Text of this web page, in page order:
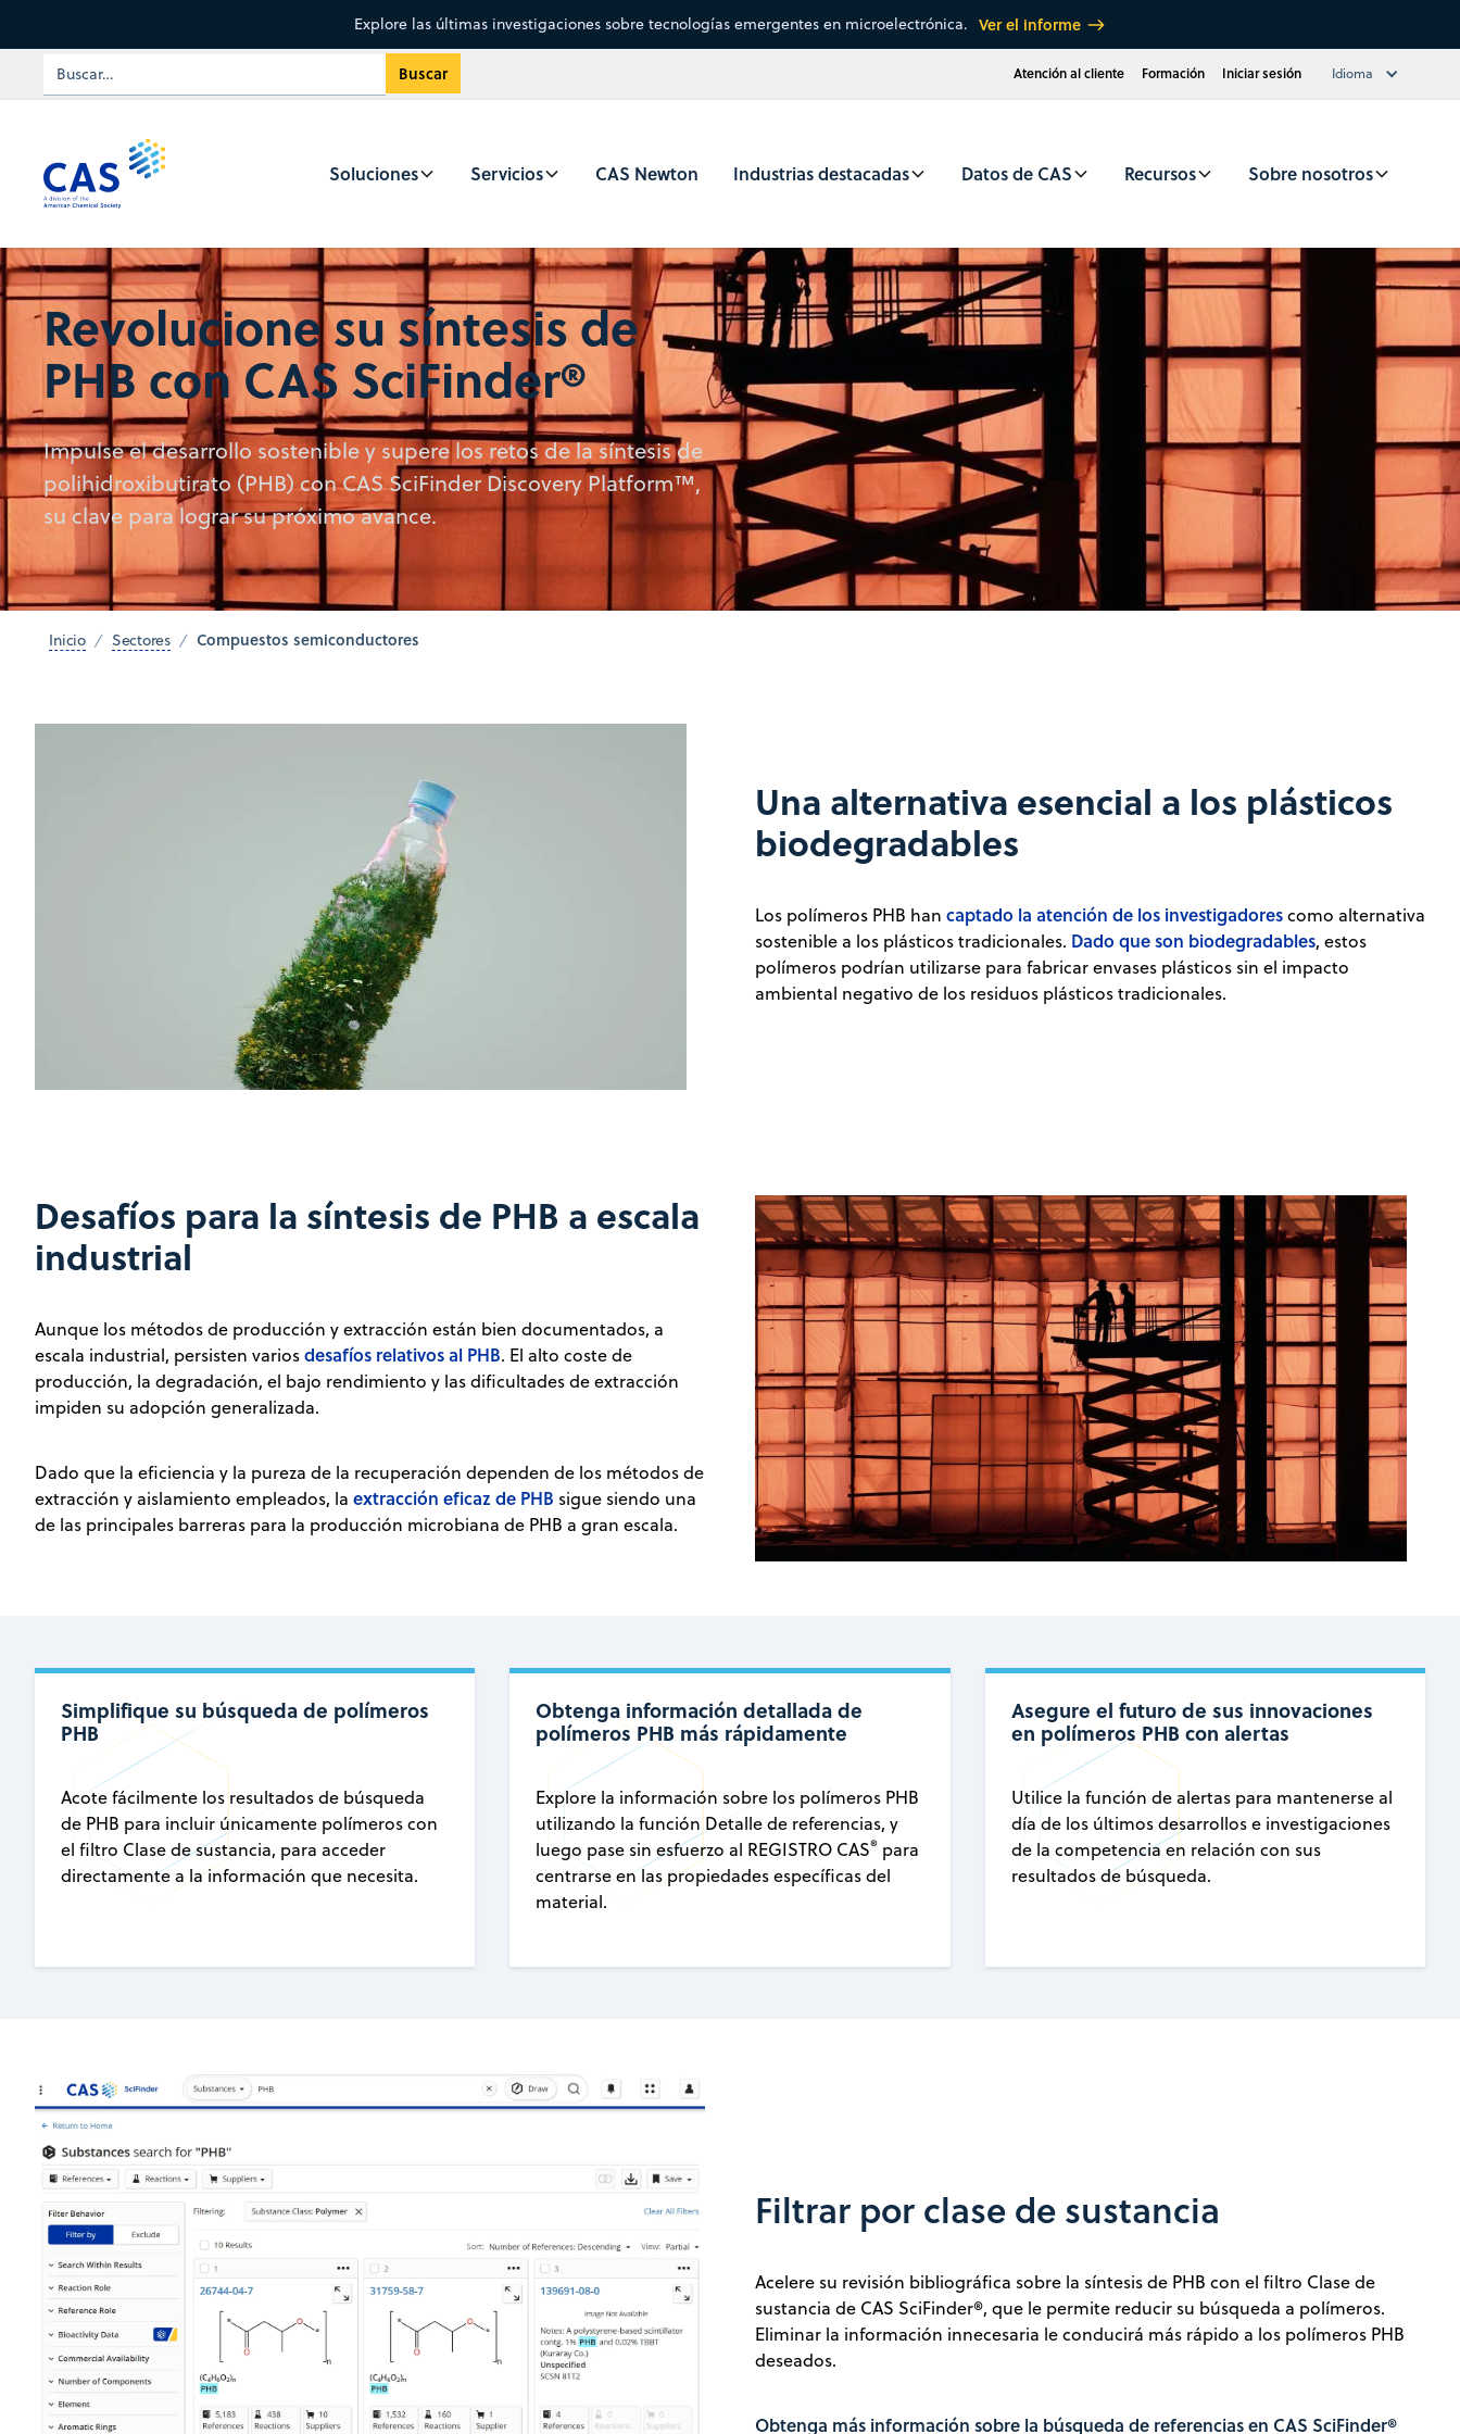
Explore las últimas investigaciones sobre tecnologías emergentes en microelectrónica. Ver el informe
Atención al cliente Formación Iniciar sesión Idioma
Soluciones Servicios CAS Newton Industrias destacadas Datos de CAS Recursos Sobre nosotros
Revolucione su síntesis de
PHB con CAS SciFinder®
Impulse el desarrollo sostenible y supere los retos de la síntesis de
polihidroxibutirato (PHB) con CAS SciFinder Discovery Platform™,
su clave para lograr su próximo avance.
Inicio Sectores Compuestos semiconductores
Una alternativa esencial a los plásticos
biodegradables
Los polímeros PHB han captado la atención de los investigadorescomo alternativa
sostenible a los plásticos tradicionales. Dado que son biodegradables, estos
polímeros podrían utilizarse para fabricar envases plásticos sin el impacto
ambiental negativo de los residuos plásticos tradicionales.
Desafíos para la síntesis de PHB a escala
industrial
Aunque los métodos de producción y extracción están bien documentados, a
escala industrial, persisten variosdesafíos relativos al PHB. El alto coste de
producción, la degradación, el bajo rendimiento y las dificultades de extracción
impiden su adopción generalizada.
Dado que la eficiencia y la pureza de la recuperación dependen de los métodos de
extracción y aislamiento empleados, la extracción eficaz de PHB sigue siendo una
de las principales barreras para la producción microbiana de PHB a gran escala.
Simplifique su búsqueda de polímeros
PHB
Acote fácilmente los resultados de búsqueda
de PHB para incluir únicamente polímeros con
el filtro Clase de sustancia, para acceder
directamente a la información que necesita.
Obtenga información detallada de
polímeros PHB más rápidamente
Explore la información sobre los polímeros PHB
utilizando la función Detalle de referencias, y
luego pase sin esfuerzo al REGISTRO CAS® para
centrarse en las propiedades específicas del
material.
Asegure el futuro de sus innovaciones
en polímeros PHB con alertas
Utilice la función de alertas para mantenerse al
día de los últimos desarrollos e investigaciones
de la competencia en relación con sus
resultados de búsqueda.
Filtrar por clase de sustancia
Acelere su revisión bibliográfica sobre la síntesis de PHB con el filtro Clase de
sustancia de CAS SciFinder®, que le permite reducir su búsqueda a polímeros.
Eliminar la información innecesaria le conducirá más rápido a los polímeros PHB
deseados.
Obtenga más información sobre la búsqueda de referencias en CAS SciFinder®